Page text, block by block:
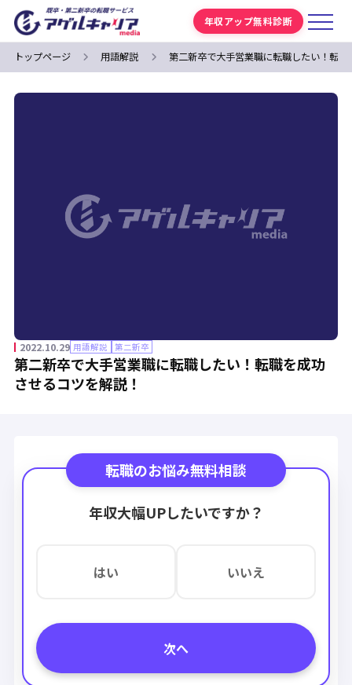
年収アップ無料診断
トップページ 用語解説 第二新卒で大手営業職に転職したい！転
2022.10.29 用語解説 第二新卒
第二新卒で大手営業職に転職したい！転職を成功
させるコツを解説！
転職のお悩み無料相談
年収大幅UPしたいですか？
はい いいえ
次へ